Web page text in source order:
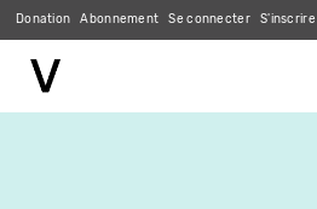
Donation Abonnement Se connecter S'inscrire